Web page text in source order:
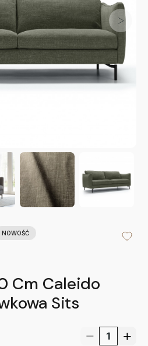
NOWOŚĆ
Cm Caleido
Sits